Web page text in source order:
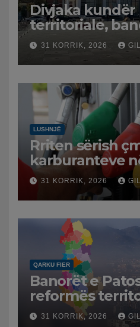
Divjaka
territoriale,
protestë.
31 KORRIK, 2026
LUSHNJË
Rriten sërish
karburanteve
karburanteve
Tensionet në
Mesme
dhe benzinën
31 KORRIK, 2026
QARKU FIER
Banorët e
reformës
humbasim
31 KORRIK, 2026